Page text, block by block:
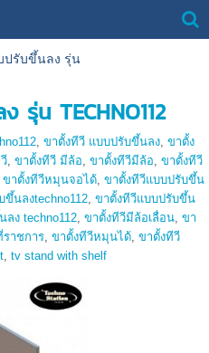
ปรับขึ้นลง รุ่น
รุ่น TECHNO112
, ขาตั้งทีวี แบบปรับขึ้นลง, ขาตั้ง
, ขาตั้งทีวี มีล้อ, ขาตั้งทีวีมีล้อ, ขาตั้งทีวี
ขาตั้งทีวีหมุนจอได้, ขาตั้งทีวีแบบปรับขึ้น
นลงtechno112, ขาตั้งทีวีแบบปรับขึ้น
ง techno112, ขาตั้งทีวีมีล้อเลื่อน, ขา
าชการ, ขาตั้งทีวีหมุนได้, ขาตั้งทีวี
, tv stand with shelf